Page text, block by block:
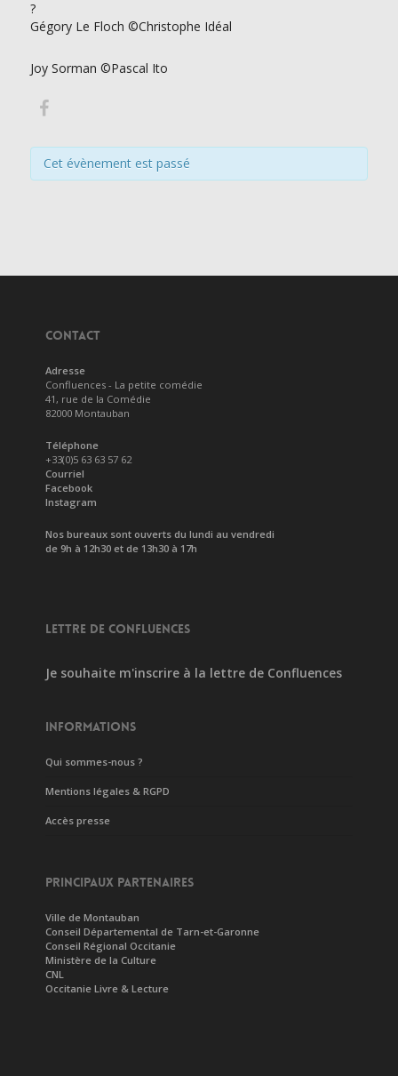
?
Gégory Le Floch ©Christophe Idéal
Joy Sorman ©Pascal Ito
Cet évènement est passé
CONTACT
Adresse
Confluences - La petite comédie
41, rue de la Comédie
82000 Montauban
Téléphone
+33(0)5 63 63 57 62
Courriel
Facebook
Instagram
Nos bureaux sont ouverts du lundi au vendredi
de 9h à 12h30 et de 13h30 à 17h
LETTRE DE CONFLUENCES
Je souhaite m'inscrire à la lettre de Confluences
INFORMATIONS
Qui sommes-nous ?
Mentions légales & RGPD
Accès presse
PRINCIPAUX PARTENAIRES
Ville de Montauban
Conseil Départemental de Tarn-et-Garonne
Conseil Régional Occitanie
Ministère de la Culture
CNL
Occitanie Livre & Lecture